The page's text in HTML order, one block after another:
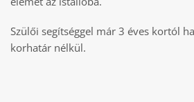
Szülői segítséggel már 3 éves kortól
korhatár nélkül.